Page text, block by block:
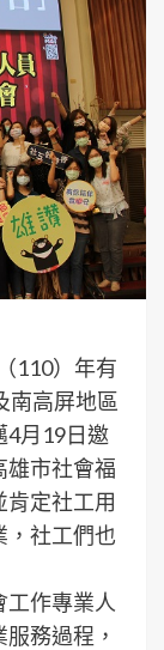
110）年有
南高屏地區
4月19日邀
雄市社會福
定社工用
，社工們也
工作專業人
務過程，